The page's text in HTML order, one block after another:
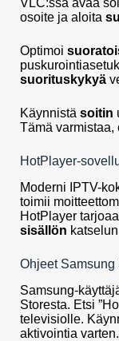
VLC:ssä avaa
osoite ja aloita
Optimoi
suorituskykyä
Käynnistä soitin
Tämä varmistaa,
HotPlayer-
Moderni IPTV-
toimii
HotPlayer
sisällön
Ohjeet Samsung
Samsung-
Storesta. Etsi
televisiolle.
aktivointia varten.